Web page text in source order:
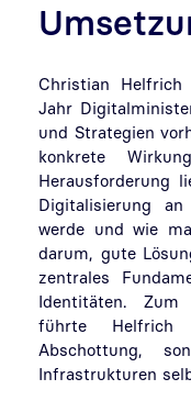
Christian Helfrich
Jahr
und Strategien
konkrete
Herausforderung
Digitalisierung
werde und wie
darum, gute
zentrales
Identitäten. Zum
führte Helfrich
Abschottung,
Infrastrukturen